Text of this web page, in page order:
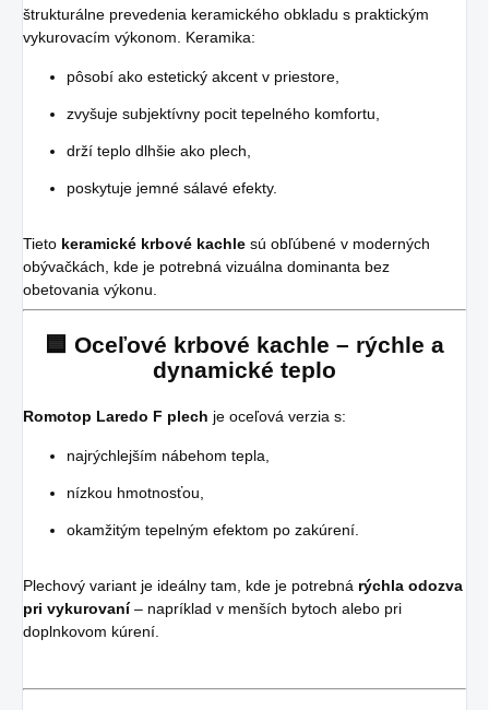
štrukturálne prevedenia keramického obkladu s praktickým
vykurovacím výkonom. Keramika:
pôsobí ako estetický akcent v priestore,
zvyšuje subjektívny pocit tepelného komfortu,
drží teplo dlhšie ako plech,
poskytuje jemné sálavé efekty.
Tieto keramické krbové kachle sú obľúbené v moderných
obývačkách, kde je potrebná vizuálna dominanta bez
obetovania výkonu.
🟦 Oceľové krbové kachle – rýchle a
dynamické teplo
Romotop Laredo F plech je oceľová verzia s:
najrýchlejším nábehom tepla,
nízkou hmotnosťou,
okamžitým tepelným efektom po zakúrení.
Plechový variant je ideálny tam, kde je potrebná rýchla odozva
pri vykurovaní– napríklad v menších bytoch alebo pri
doplnkovom kúrení.